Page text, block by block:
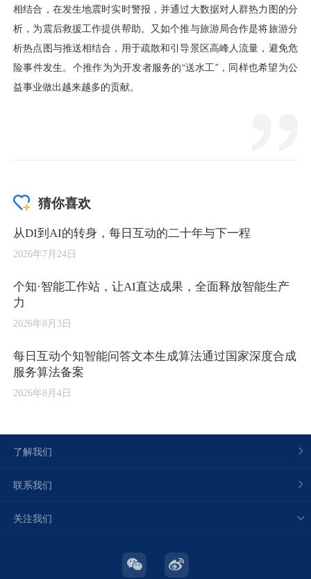
猜你喜欢
从DI到AI的转身，每日互动的二十年与下一程
2026年7月24日
个知·智能工作站，让AI直达成果，全面释放智能生产
力
2026年8月3日
每日互动个知智能问答文本生成算法通过国家深度合成
服务算法备案
2026年8月4日
了解我们
联系我们
关注我们